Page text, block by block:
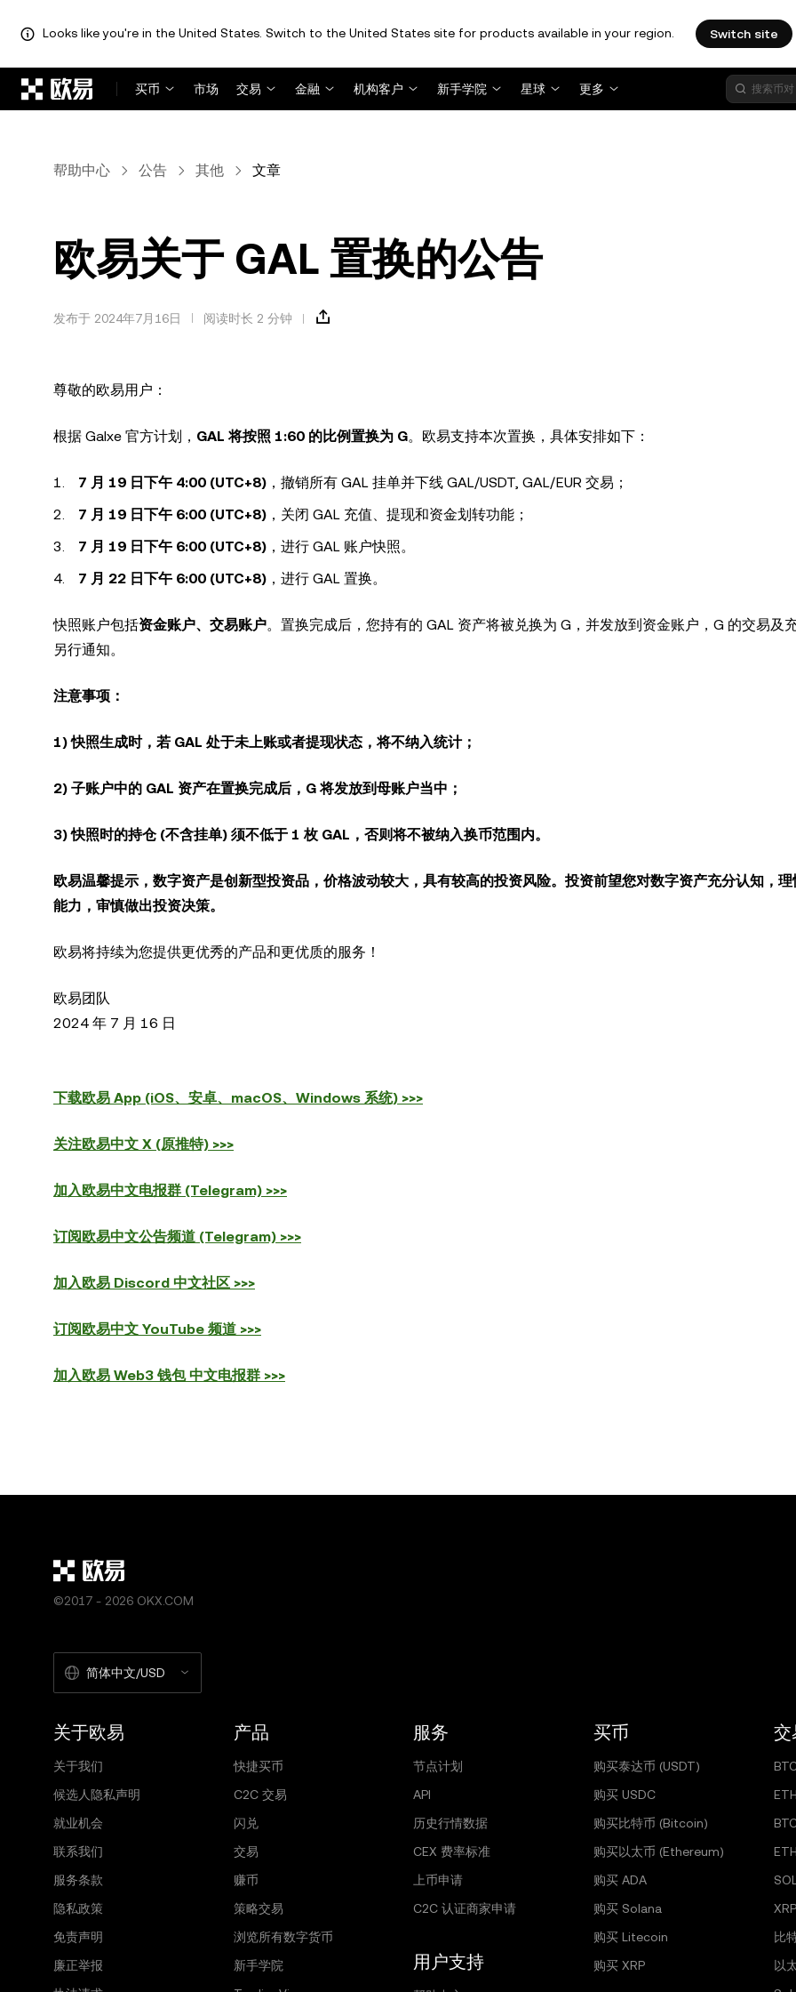
Looks like you're in the United States. Switch to the United States site for products available in your region. Switch site
买币
市场 交易 金融 机构客户 新手学院 星球 更多
帮助中心 公告 其他 文章
欧易关于 GAL 置换的公告
发布于 2024年7月16日 阅读时长 2 分钟
尊敬的欧易用户：
根据 Galxe 官方计划， GAL 将按照 1:60 的比例置换为 G。欧易支持本次置换，具体安排如下：
7 月 19 日下午 4:00 (UTC+8) ，撤销所有 GAL 挂单并下线 GAL/USDT, GAL/EUR 交易；
7 月 19 日下午 6:00 (UTC+8) ，关闭 GAL 充值、提现和资金划转功能；
7 月 19 日下午 6:00 (UTC+8) ，进行 GAL 账户快照。
7 月 22 日下午 6:00 (UTC+8) ，进行 GAL 置换。
快照账户包括资金账户、交易账户。置换完成后，您持有的 GAL 资产将被兑换为 G，并发放到资金账户，G 的交易及
另行通知。
注意事项：
1) 快照生成时，若 GAL 处于未上账或者提现状态，将不纳入统计；
2) 子账户中的 GAL 资产在置换完成后，G 将发放到母账户当中；
3) 快照时的持仓 (不含挂单) 须不低于 1 枚 GAL，否则将不被纳入换币范围内。
欧易温馨提示，数字资产是创新型投资品，价格波动较大，具有较高的投资风险。投资前望您对数字资产充分认知，
能力，审慎做出投资决策。
欧易将持续为您提供更优秀的产品和更优质的服务！
欧易团队
2024 年 7 月 16 日
下载欧易 App (iOS、安卓、macOS、Windows 系统) >>>
关注欧易中文 X (原推特) >>>
加入欧易中文电报群 (Telegram) >>>
订阅欧易中文公告频道 (Telegram) >>>
加入欧易 Discord 中文社区 >>>
订阅欧易中文 YouTube 频道 >>>
加入欧易 Web3 钱包 中文电报群 >>>
©2017 - 2026 OKX.COM
简体中文/USD
关于欧易
关于我们
候选人隐私声明
就业机会
联系我们
服务条款
隐私政策
免责声明
廉正举报
产品
快捷买币
C2C 交易
闪兑
交易
赚币
策略交易
浏览所有数字货币
新手学院
服务
节点计划
API
历史行情数据
CEX 费率标准
上币申请
C2C 认证商家申请
用户支持
买币
购买泰达币 (USDT)
购买 USDC
购买比特币 (Bitcoin)
购买以太币 (Ethereum)
购买 ADA
购买 Solana
购买 Litecoin
购买 XRP
交
比
以